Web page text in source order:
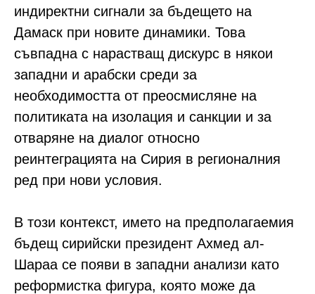
индиректни сигнали за бъдещето на
Дамаск при новите динамики. Това
съвпадна с нарастващ дискурс в някои
западни и арабски среди за
необходимостта от преосмисляне на
политиката на изолация и санкции и за
отваряне на диалог относно
реинтеграцията на Сирия в регионалния
ред при нови условия.
В този контекст, името на предполагаемия
бъдещ сирийски президент Ахмед ал-
Шараа се появи в западни анализи като
реформистка фигура, която може да